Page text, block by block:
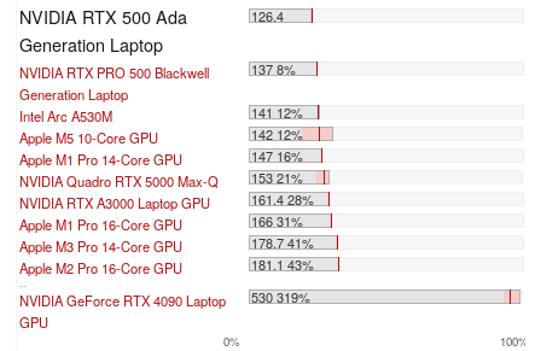
NVIDIA RTX 500 Ada
Generation Laptop
126.4
NVIDIA RTX PRO 500 Blackwell
Generation Laptop
137 8%
Intel Arc A530M
141 12%
Apple M5 10-Core GPU
142 12%
Apple M1 Pro 14-Core GPU
147 16%
NVIDIA Quadro RTX 5000 Max-Q
153 21%
NVIDIA RTX A3000 Laptop GPU
161.4 28%
Apple M1 Pro 16-Core GPU
166 31%
Apple M3 Pro 14-Core GPU
178.7 41%
Apple M2 Pro 16-Core GPU
181.1 43%
...
NVIDIA GeForce RTX 4090 Laptop
GPU
530 319%
0% 100%